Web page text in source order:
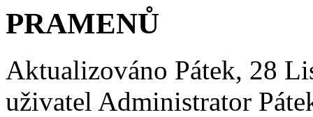
PRAMENŮ
Aktualizováno Pátek, 28
uživatel Administrator